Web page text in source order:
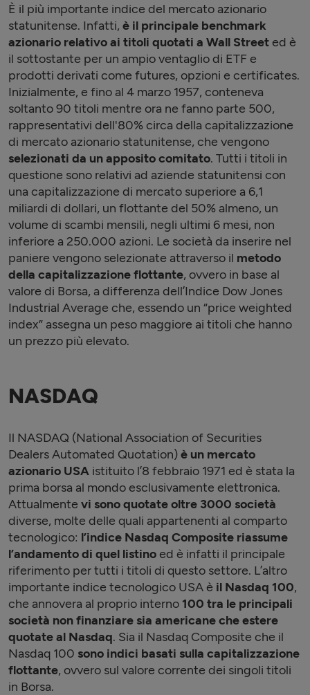
È il più importante indice del mercato azionario
statunitense. Infatti, è il principale benchmark
azionario relativo ai titoli quotati a Wall Streeted è
il sottostante per un ampio ventaglio di ETF e
prodotti derivati come futures, opzioni e certificates.
Inizialmente, e fino al 4 marzo 1957, conteneva
soltanto 90 titoli mentre ora ne fanno parte 500,
rappresentativi dell'80% circa della capitalizzazione
di mercato azionario statunitense, che vengono
selezionati da un apposito comitato. Tutti i titoli in
questione sono relativi ad aziende statunitensi con
una capitalizzazione di mercato superiore a 6,1
miliardi di dollari, un flottante del 50% almeno, un
volume di scambi mensili, negli ultimi 6 mesi, non
inferiore a 250.000 azioni. Le società da inserire nel
paniere vengono selezionate attraverso il metodo
della capitalizzazione flottante, ovvero in base al
valore di Borsa, a differenza dell’Indice Dow Jones
Industrial Average che, essendo un “price weighted
index” assegna un peso maggiore ai titoli che hanno
un prezzo più elevato.
NASDAQ
Il NASDAQ (National Association of Securities
Dealers Automated Quotation)è un mercato
azionario USA istituito l’8 febbraio 1971 ed è stata la
prima borsa al mondo esclusivamente elettronica.
Attualmente vi sono quotate oltre 3000 società
diverse, molte delle quali appartenenti al comparto
tecnologico: l’indice Nasdaq Composite riassume
l’andamento di quel listinoed è infatti il principale
riferimento per tutti i titoli di questo settore. L’altro
importante indice tecnologico USA è il Nasdaq 100,
che annovera al proprio interno 100 tra le principali
società non finanziare sia americane che estere
quotate al Nasdaq. Sia il Nasdaq Composite che il
Nasdaq 100 sono indici basati sulla capitalizzazione
flottante, ovvero sul valore corrente dei singoli titoli
in Borsa.